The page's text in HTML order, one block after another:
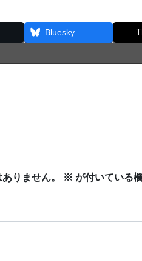
Bluesky
りません。 ※ が付いている